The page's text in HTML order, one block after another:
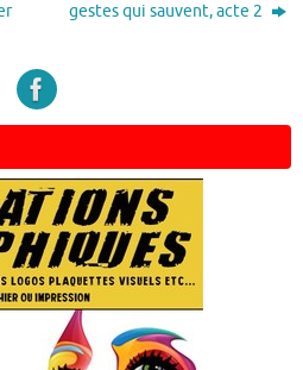
gestes qui sauvent, acte 2